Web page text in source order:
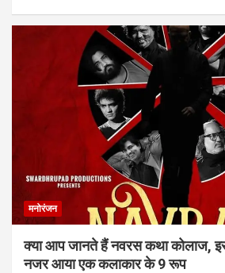
मनोरंजन
क्या आप जानते हैं नवरस कथा कोलाज,
नजर आया एक कलाकार के 9 रूप